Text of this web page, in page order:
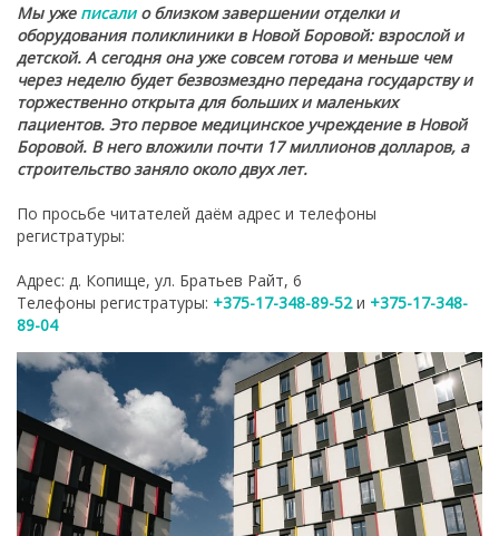
Мы уже писалио близком завершении отделки и
оборудования поликлиники в Новой Боровой: взрослой и
детской. А сегодня она уже совсем готова и меньше чем
через неделю будет безвозмездно передана государству и
торжественно открыта для больших и маленьких
пациентов. Это первое медицинское учреждение в Новой
Боровой. В него вложили почти 17 миллионов долларов, а
строительство заняло около двух лет.
По просьбе читателей даём адрес и телефоны
регистратуры:
Адрес: д. Копище, ул. Братьев Райт, 6
Телефоны регистратуры: +375-17-348-89-52и +375-17-348-
89-04